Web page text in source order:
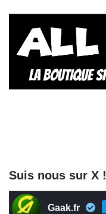
Suis nous sur X !
Gaak.fr